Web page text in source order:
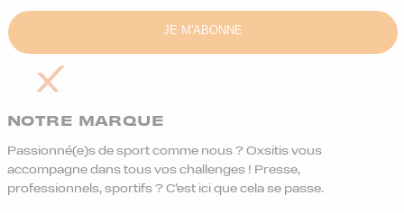
NOTRE MARQUE
Passionné(e)s de sport comme nous ? Oxsitis vous
accompagne dans tous vos challenges ! Presse,
professionnels, sportifs ? C’est ici que cela se passe.